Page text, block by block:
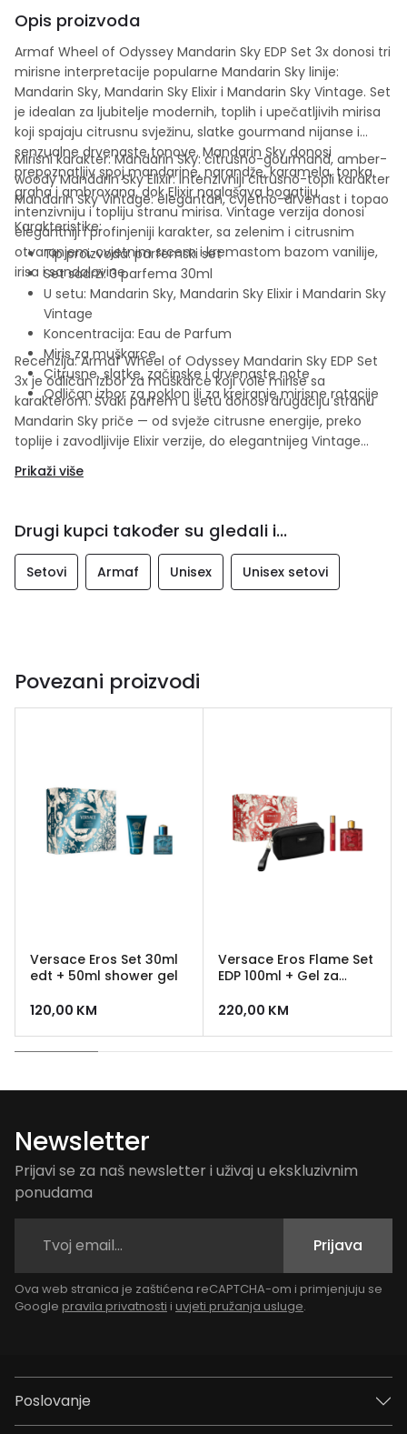
Opis proizvoda
Armaf Wheel of Odyssey Mandarin Sky EDP Set 3x donosi tri
mirisne interpretacije popularne Mandarin Sky linije:
Mandarin Sky, Mandarin Sky Elixir i Mandarin Sky Vintage. Set
je idealan za ljubitelje modernih, toplih i upečatljivih mirisa
koji spajaju citrusnu svježinu, slatke gourmand nijanse i
senzualne drvenaste tonove. Mandarin Sky donosi
prepoznatljiv spoj mandarine, narandže, karamela, tonka
graha i ambroxana, dok Elixir naglašava bogatiju,
intenzivniju i topliju stranu mirisa. Vintage verzija donosi
elegantniji i profinjeniji karakter, sa zelenim i citrusnim
otvaranjem, cvjetnim srcem i kremastom bazom vanilije,
irisa i sandalovine.
Mirisni karakter: Mandarin Sky: citrusno-gourmand, amber-
woody Mandarin Sky Elixir: intenzivniji citrusno-topli karakter
Mandarin Sky Vintage: elegantan, cvjetno-drvenast i topao
Karakteristike:
Tip proizvoda: parfemski set
Set sadrži: 3 parfema 30ml
U setu: Mandarin Sky, Mandarin Sky Elixir i Mandarin Sky
Vintage
Koncentracija: Eau de Parfum
Miris za muškarce
Citrusne, slatke, začinske i drvenaste note
Odličan izbor za poklon ili za kreiranje mirisne rotacije
Recenzija: Armaf Wheel of Odyssey Mandarin Sky EDP Set
3x je odličan izbor za muškarce koji vole mirise sa
karakterom. Svaki parfem u setu donosi drugačiju stranu
Mandarin Sky priče — od svježe citrusne energije, preko
toplije i zavodljivije Elixir verzije, do elegantnijeg Vintage
Prikaži više
Drugi kupci također su gledali i...
Setovi Armaf Unisex Unisex setovi
Povezani proizvodi
Versace Eros Set 30ml
edt + 50ml shower gel
120,00 KM
Versace Eros Flame Set
EDP 100ml + Gel za
5ml
220,00 KM
Newsletter
Prijavi se za naš newsletter i uživaj u ekskluzivnim
ponudama
Prijava
Ova web stranica je zaštićena reCAPTCHA-om i primjenjuju se
Google pravila privatnosti i uvjeti pružanja usluge.
Poslovanje